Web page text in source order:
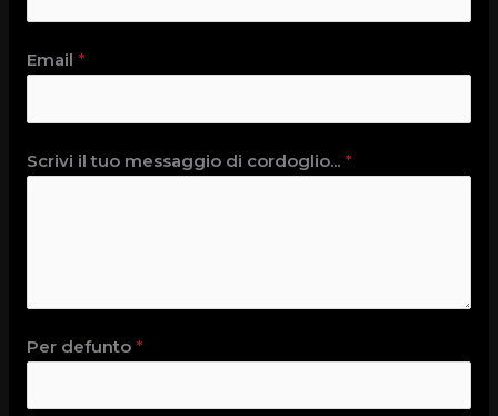
Email*
Scrivi il tuo messaggio di cordoglio...*
Per defunto*